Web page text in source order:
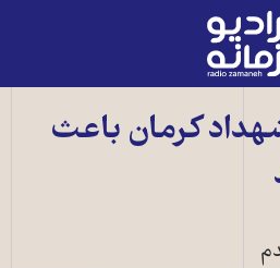
کرمان باعث